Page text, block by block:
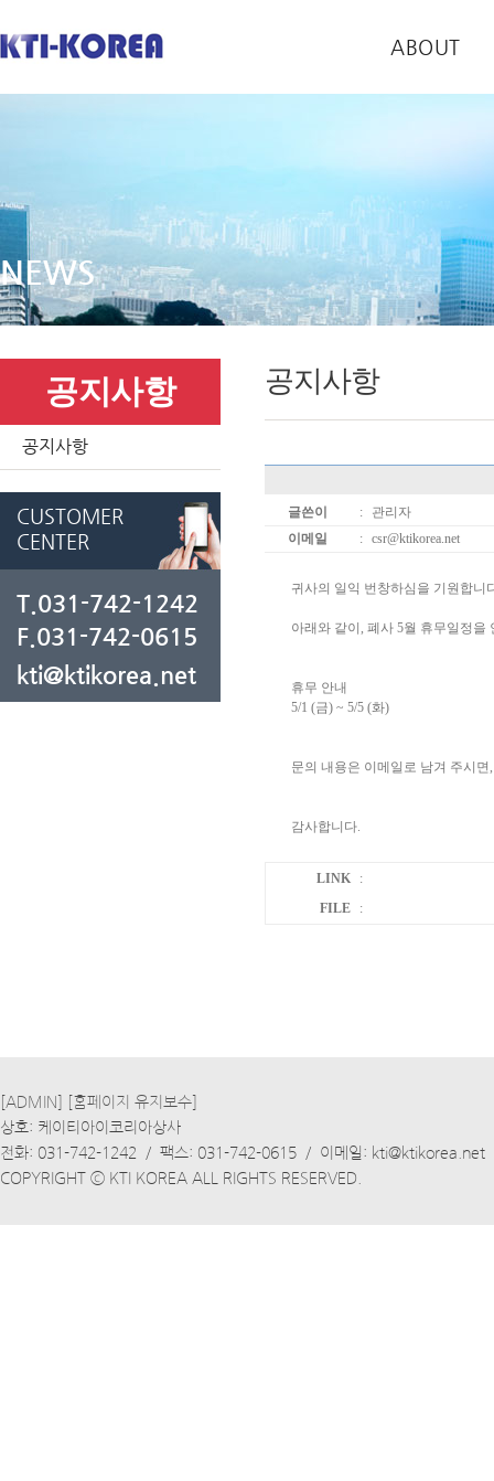
ABOUT
NEWS
공지사항
공지사항
CUSTOMER
CENTER
T.031-742-1242
F.031-742-0615
kti@ktikorea.net
공지사항
글쓴이 :
관리자
이메일
: csr@ktikorea.net
귀사의 일익 번창하심을 기원합
아래와 같이, 폐사 5월 휴무일정
휴무 안내
5/1 (금) ~ 5/5 (화)
문의 내용은 이메일로 남겨 주시
감사합니다.
LINK
:
FILE
:
[ADMIN]
[홈페이지 유지보수]
상호: 케이티아이코리아상사
전화: 031-742-1242 / 팩스: 031-742-0615 / 이메일: kti@ktikorea.net
COPYRIGHT ⓒ KTI KOREA ALL RIGHTS RESERVED.